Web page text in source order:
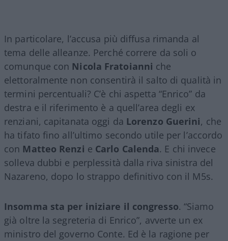
In particolare, l’accusa più diffusa rimanda al
tema delle alleanze. Perché correre da soli o
comunque con Nicola Fratoianni che
elettoralmente non consentirà il salto di qualità in
termini percentuali? C’è chi aspetta “Enrico” da
destra e il riferimento è a quell’area degli ex
renziani, capitanata oggi da Lorenzo Guerini, che
ha tifato fino all’ultimo secondo utile per l’accordo
con Matteo Renzi e Carlo Calenda. E chi invece
solleva dubbi e perplessità dalla riva sinistra del
Nazareno, dopo lo strappo definitivo con il M5s.
Insomma sta per iniziare il congresso. “Siamo
già oltre la segreteria di Enrico”, avverte un ex
ministro del governo Conte. Ed è la ragione per